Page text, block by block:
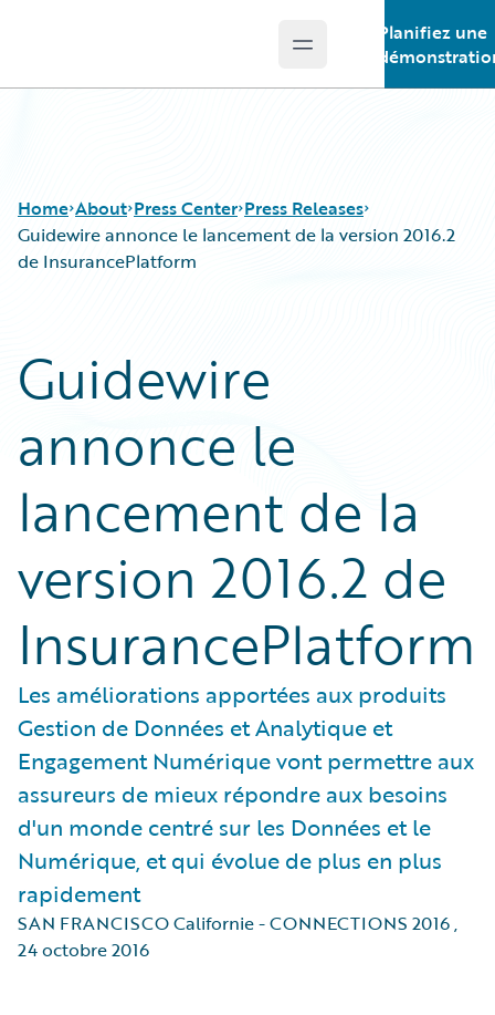
Open main menu
Planifiez une
Home About Press Center Press Releases
Guidewire annonce le lancement de la version 2016.2
de InsurancePlatform
Guidewire
annonce le
lancement de la
version 2016.2 de
InsurancePlatform
Les améliorations apportées aux produits
Gestion de Données et Analytique et
Engagement Numérique vont permettre aux
assureurs de mieux répondre aux besoins
d'un monde centré sur les Données et le
Numérique, et qui évolue de plus en plus
rapidement
SAN FRANCISCO Californie - CONNECTIONS 2016,
24 octobre 2016